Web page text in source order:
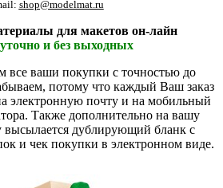
shop@modelmat.ru
для макетов он-лайн
и без выходных
все ваши покупки с точностью до
потому что каждый Ваш заказ
электронную почту и на мобильный
Также дополнительно на вашу
высылается дублирующий бланк с
и чек покупки в электронном виде.